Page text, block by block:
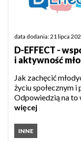
data dodania: 21 lipca
D-EFFECT -
i aktywność
Jak zachęcić
życiu społecznym i
Odpowiedzią na to
więcej
INNE